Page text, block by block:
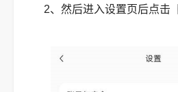
2、然后进入设置页后点击【